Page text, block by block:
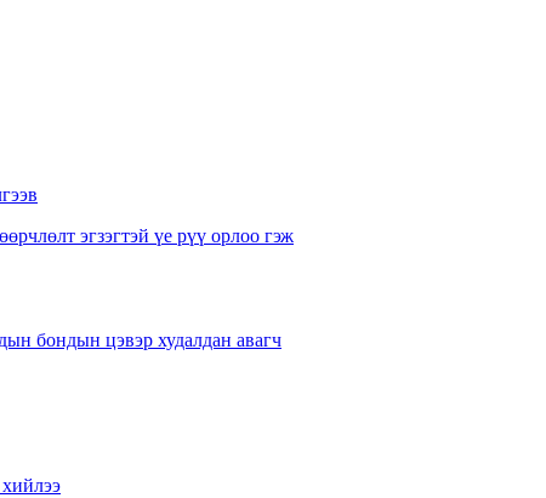
эгзэгтэй үе рүү орлоо гэж
бондын цэвэр худалдан авагч